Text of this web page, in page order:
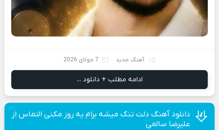
آهنگ جدید 7 جولای 2026
ادامه مطلب + دانلود ...
دانلود آهنگ دلت تنگ میشه برام یه روز مکنی التماس از
علیرضا سالمی